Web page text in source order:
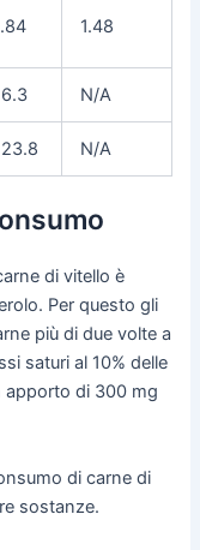
1.48
N/A
N/A
di vitello è
Per questo gli
più di due volte a
saturi al 10% delle
apporto di 300 mg
di carne di
sostanze.